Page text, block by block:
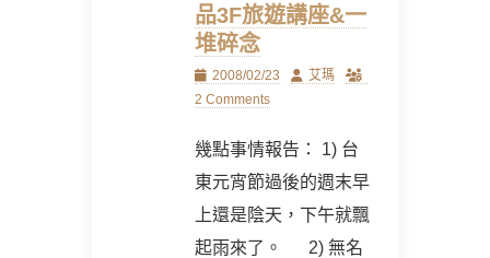
品3F旅遊講座&一
堆碎念
Posted
on
2008/02/23 Author
艾瑪
2 Comments
幾點事情報告： 1) 台
東元宵節過後的週末早
上還是陰天，下午就飄
起雨來了。 2) 無名